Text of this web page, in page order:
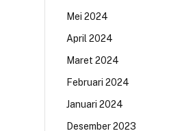
Mei 2024
April 2024
Maret 2024
Februari 2024
Januari 2024
Desember 2023